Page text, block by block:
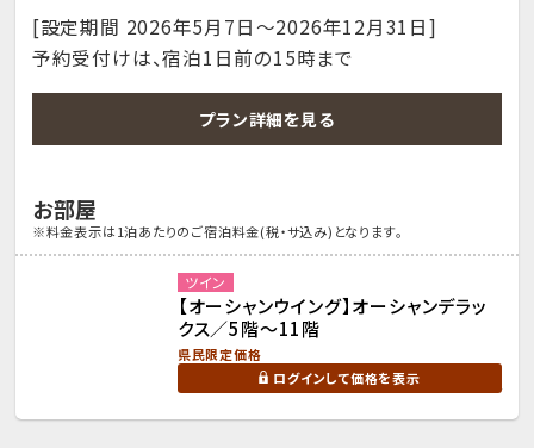
[設定期間 2026年5月7日～2026年12月31日]
予約受付けは、宿泊1日前の15時まで
プラン詳細を見る
お部屋
※料金表示は1泊あたりのご宿泊料金(税・サ込み)となります。
ツイン
【オーシャンウイング】オーシャンデラッ
クス／5階～11階
県民限定価格
ログインして価格を表示